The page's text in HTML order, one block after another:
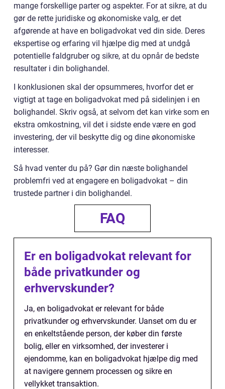
mange forskellige parter og aspekter. For at sikre, at du
gør de rette juridiske og økonomiske valg, er det
afgørende at have en boligadvokat ved din side. Deres
ekspertise og erfaring vil hjælpe dig med at undgå
potentielle faldgruber og sikre, at du opnår de bedste
resultater i din bolighandel.
I konklusionen skal der opsummeres, hvorfor det er
vigtigt at tage en boligadvokat med på sidelinjen i en
bolighandel. Skriv også, at selvom det kan virke som en
ekstra omkostning, vil det i sidste ende være en god
investering, der vil beskytte dig og dine økonomiske
interesser.
Så hvad venter du på? Gør din næste bolighandel
problemfri ved at engagere en boligadvokat – din
trustede partner i din bolighandel.
FAQ
Er en boligadvokat relevant for
både privatkunder og
erhvervskunder?
Ja, en boligadvokat er relevant for både
privatkunder og erhvervskunder. Uanset om du er
en enkeltstående person, der køber din første
bolig, eller en virksomhed, der investerer i
ejendomme, kan en boligadvokat hjælpe dig med
at navigere gennem processen og sikre en
vellykket transaktion.